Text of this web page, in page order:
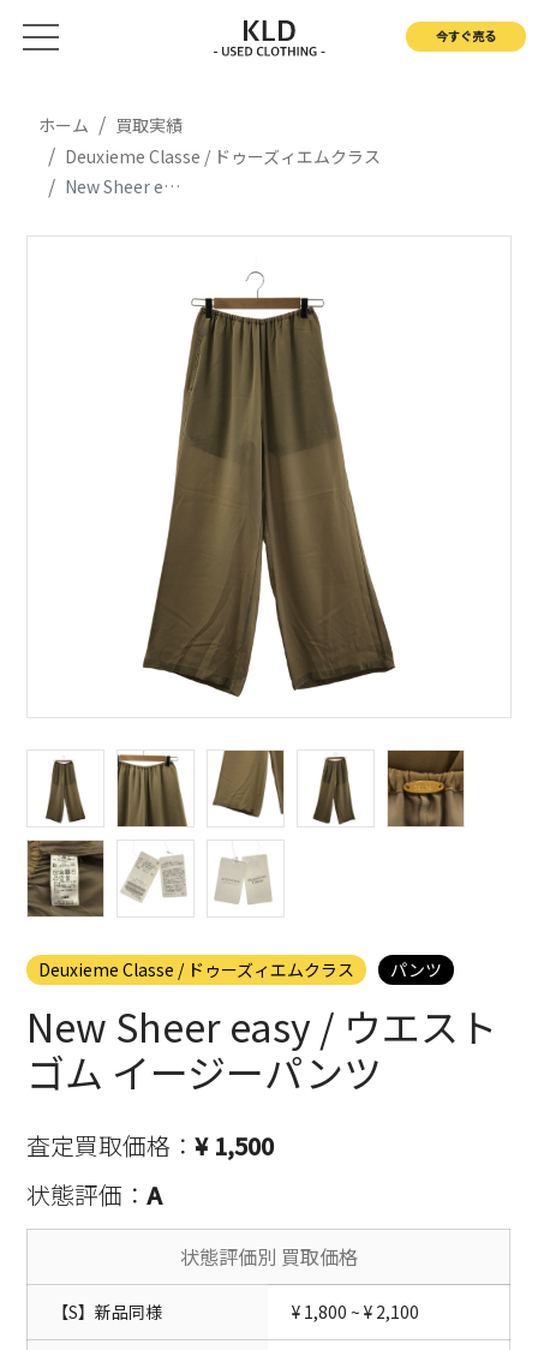
今すぐ売る
ホーム
買取実績
Deuxieme Classe / ドゥーズィエムクラス
New Sheer easy / ウエストゴム イージーパンツ
Deuxieme Classe / ドゥーズィエムクラス パンツ
New Sheer easy / ウエスト
ゴム イージーパンツ
査定買取価格：¥ 1,500
状態評価：A
状態評価別 買取価格
【S】新品同様 ¥ 1,800 ~ ¥ 2,100